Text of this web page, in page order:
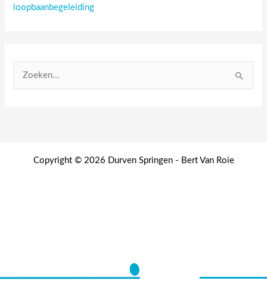
loopbaanbegeleiding
Copyright © 2026 Durven Springen - Bert Van Roie